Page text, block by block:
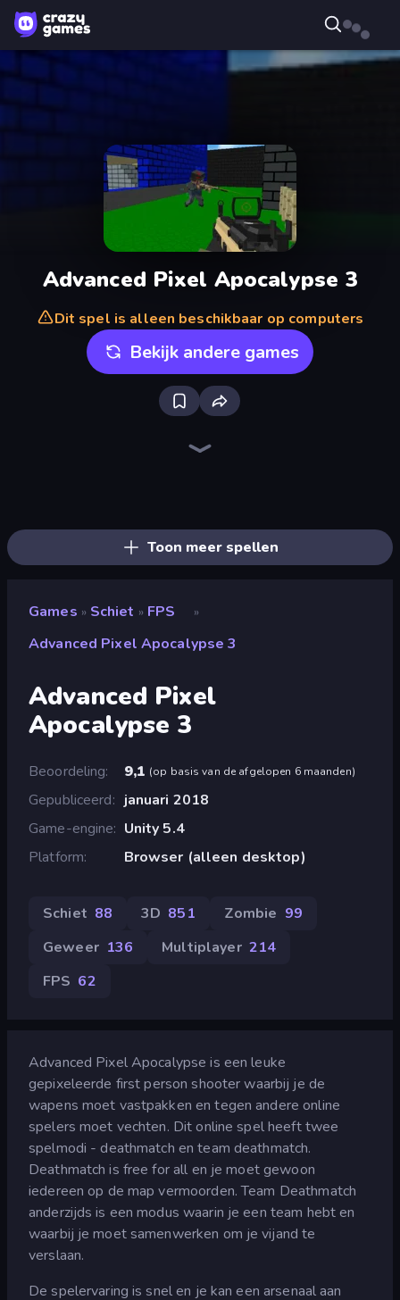
Advanced Pixel Apocalypse 3
Dit spel is alleen beschikbaar op computers
Bekijk andere games
Toon meer spellen
Games » Schiet » FPS »
Advanced Pixel Apocalypse 3
Advanced Pixel
Apocalypse 3
Beoordeling 9,1 (op basis van de afgelopen 6 maanden)
Gepubliceerd
januari 2018
Game-engine
Unity 5.4
Platform
Browser (alleen desktop)
Schiet 88 3D 851 Zombie 99
Geweer 136 Multiplayer 214
FPS 62
Advanced Pixel Apocalypse is een leuke
gepixeleerde first person shooter waarbij je de
wapens moet vastpakken en tegen andere online
spelers moet vechten. Dit online spel heeft twee
spelmodi - deathmatch en team deathmatch.
Deathmatch is free for all en je moet gewoon
iedereen op de map vermoorden. Team Deathmatch
anderzijds is een modus waarin je een team hebt en
waarbij je moet samenwerken om je vijand te
verslaan.
De spelervaring is snel en je kan een arsenaal aan